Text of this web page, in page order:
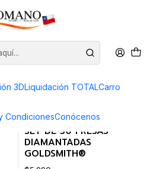
3DLiquidación TOTALCarro
CondicionesConócenos
Brillo
2208302|
SET DE 30 FRESAS
DIAMANTADAS
GOLDSMITH®